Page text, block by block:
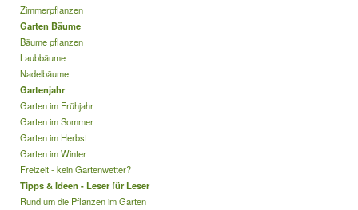
Zimmerpflanzen
Garten Bäume
Bäume pflanzen
Laubbäume
Nadelbäume
Gartenjahr
Garten im Frühjahr
Garten im Sommer
Garten im Herbst
Garten im Winter
Freizeit - kein Gartenwetter?
Tipps & Ideen - Leser für Leser
Rund um die Pflanzen im Garten